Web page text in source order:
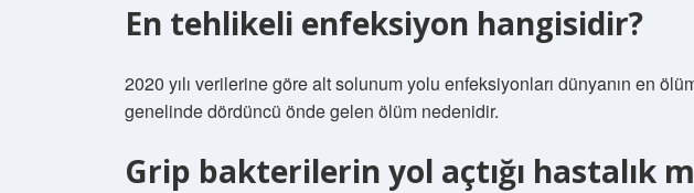
En tehlikeli enfeksiyon hangisidir?
2020 yılı verilerine göre alt solunum yolu enfeksiyonları dünyanın en
genelinde dördüncü önde gelen ölüm nedenidir.
Grip bakterilerin yol açtığı hastalık